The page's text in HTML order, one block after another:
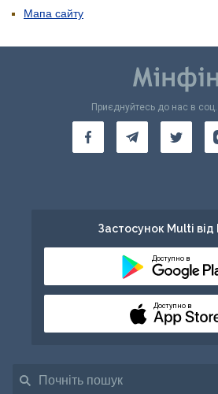
Мапа сайту
Приєднуйтесь до нас в
Застосунок Multi від
Доступно в
Доступно в